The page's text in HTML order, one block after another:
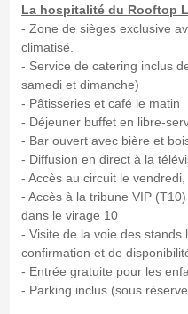
La hospitalité du Rooftop
- Zone de sièges exclusive
climatisé.
- Service de catering inclus
samedi et dimanche)
- Pâtisseries et café le matin
- Déjeuner buffet en libre-
- Bar ouvert avec bière et
- Diffusion en direct à la
- Accès au circuit le
- Accès à la tribune VIP
dans le virage 10
- Visite de la voie des
confirmation et de
- Entrée gratuite pour les
- Parking inclus (sous